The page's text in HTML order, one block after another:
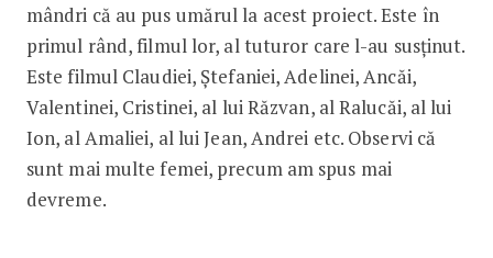
mândri că au pus umărul la acest proiect. Este în
primul rând, filmul lor, al tuturor care l-au susținut.
Este filmul Claudiei, Ștefaniei, Adelinei, Ancăi,
Valentinei, Cristinei, al lui Răzvan, al Ralucăi, al lui
Ion, al Amaliei, al lui Jean, Andrei etc. Observi că
sunt mai multe femei, precum am spus mai
devreme.